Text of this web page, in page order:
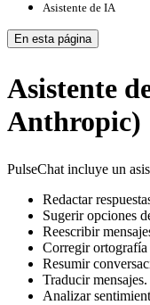
Asistente de IA
En esta página
Asistente
Anthropic)
PulseChat incluye un
Redactar
Sugerir opciones
Reescribir
Corregir ortografía
Resumir
Traducir mensajes.
Analizar